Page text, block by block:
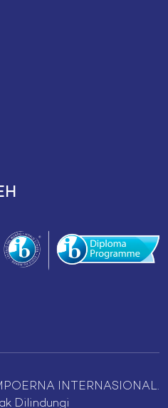
INTERNASIONAL.
Dilindungi